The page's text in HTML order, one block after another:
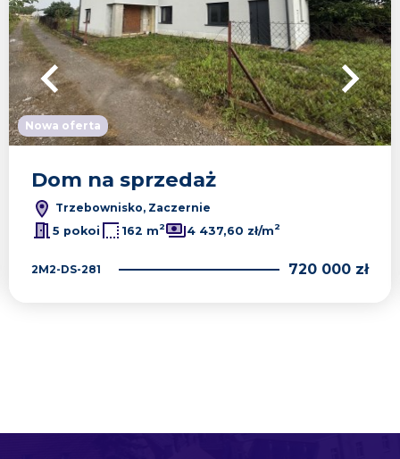
Nowa oferta
Dom na sprzedaż
Trzebownisko, Zaczernie
5 pokoi
162 m2 4 437,60 zł/m2
2M2-DS-281 720 000 zł